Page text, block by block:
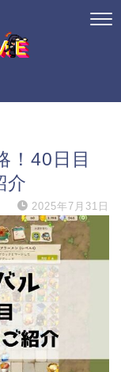
！40日目
介
2025年7月31日